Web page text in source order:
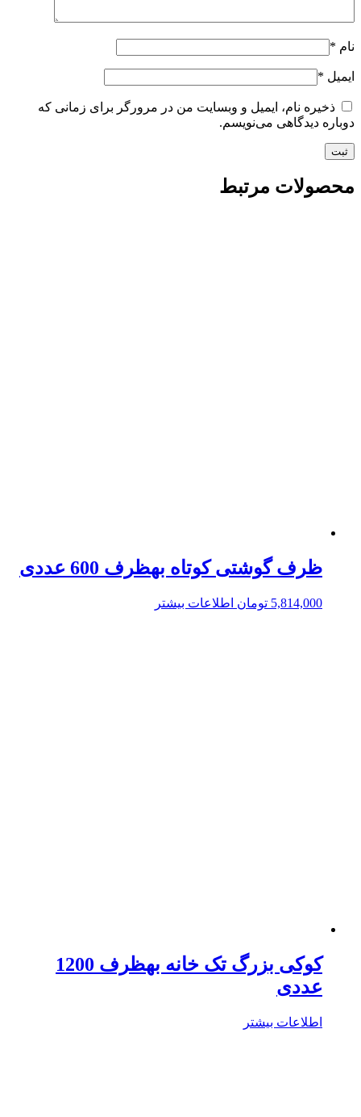
نام *
ایمیل *
ذخیره نام، ایمیل و وبسایت من در مرورگر برای زمانی که
دوباره دیدگاهی می‌نویسم.
محصولات مرتبط
ظرف گوشتی کوتاه بهظرف 600 عددی
5,814,000 تومان اطلاعات بیشتر
کوکی بزرگ تک خانه بهظرف 1200
عددی
اطلاعات بیشتر